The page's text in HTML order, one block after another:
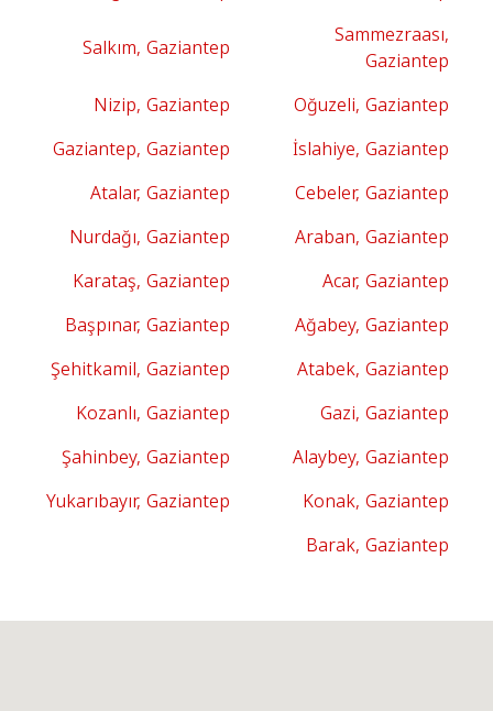
Sammezraası,
Gaziantep
Salkım, Gaziantep
Oğuzeli, Gaziantep
Nizip, Gaziantep
İslahiye, Gaziantep
Gaziantep, Gaziantep
Cebeler, Gaziantep
Atalar, Gaziantep
Araban, Gaziantep
Nurdağı, Gaziantep
Acar, Gaziantep
Karataş, Gaziantep
Ağabey, Gaziantep
Başpınar, Gaziantep
Atabek, Gaziantep
Şehitkamil, Gaziantep
Gazi, Gaziantep
Kozanlı, Gaziantep
Alaybey, Gaziantep
Şahinbey, Gaziantep
Konak, Gaziantep
Yukarıbayır, Gaziantep
Barak, Gaziantep